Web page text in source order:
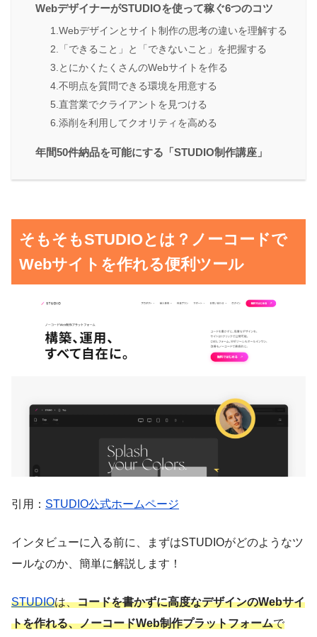
WebデザイナーがSTUDIOを使って稼ぐ6つのコツ
1.Webデザインとサイト制作の思考の違いを理解する
2.「できること」と「できないこと」を把握する
3.とにかくたくさんのWebサイトを作る
4.不明点を質問できる環境を用意する
5.直営業でクライアントを見つける
6.添削を利用してクオリティを高める
年間50件納品を可能にする「STUDIO制作講座」
そもそもSTUDIOとは？ノーコードで
Webサイトを作れる便利ツール
引用： STUDIO公式ホームページ
インタビューに入る前に、まずはSTUDIOがどのようなツ
ールなのか、簡単に解説します！
STUDIOは、コードを書かずに高度なデザインのWebサイ
トを作れる、ノーコードWeb制作プラットフォームで